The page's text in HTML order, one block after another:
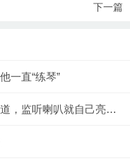
下一篇
一直“练琴”
，监听喇叭就自己亮